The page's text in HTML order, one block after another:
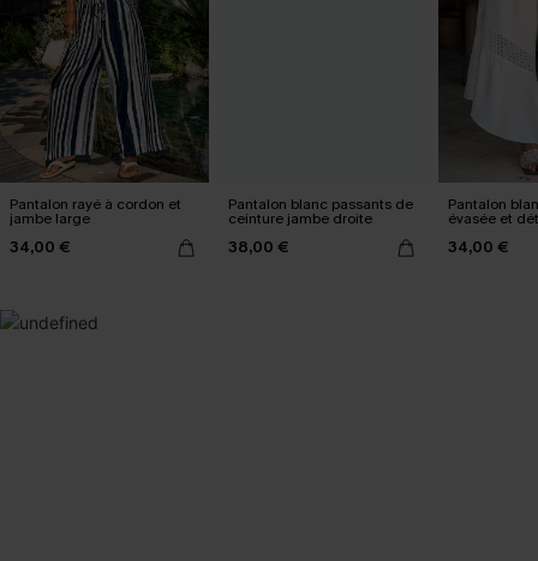
Pantalon rayé à cordon et
jambe large
34,00 €
Pantalon blanc passants de
ceinture jambe droite
38,00 €
Pantalon
évasée et
34,00 €